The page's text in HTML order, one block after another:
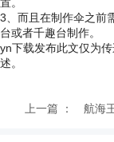
3、而且在制作伞之前
台或者千趣台制作。
yn下载发布此文仅为
述。
上一篇 ： 航海